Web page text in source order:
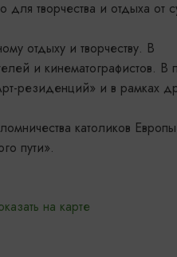
творчества и отдыха от
отдыху и творчеству. В
и кинематографистов. В
резиденций» и в рамках
католиков
пути».
на карте